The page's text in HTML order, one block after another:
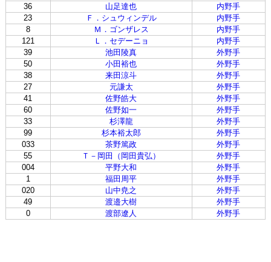
36
山足達也
内野手
23
Ｆ．シュウィンデル
内野手
8
Ｍ．ゴンザレス
内野手
121
Ｌ．セデーニョ
内野手
39
池田陵真
外野手
50
小田裕也
外野手
38
来田涼斗
外野手
27
元謙太
外野手
41
佐野皓大
外野手
60
佐野如一
外野手
33
杉澤龍
外野手
99
杉本裕太郎
外野手
033
茶野篤政
外野手
55
Ｔ－岡田（岡田貴弘）
外野手
004
平野大和
外野手
1
福田周平
外野手
020
山中尭之
外野手
49
渡邉大樹
外野手
0
渡部遼人 外野手